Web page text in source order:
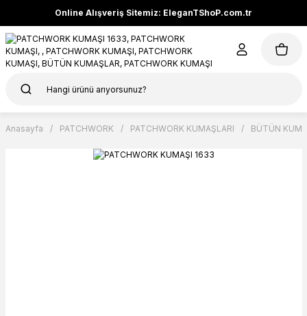
Online Alışveriş Sitemiz: EleganTShoP.com.tr
Anasayfa PATCHWORK PATCHWORK KUMAŞLARI BÜTÜN